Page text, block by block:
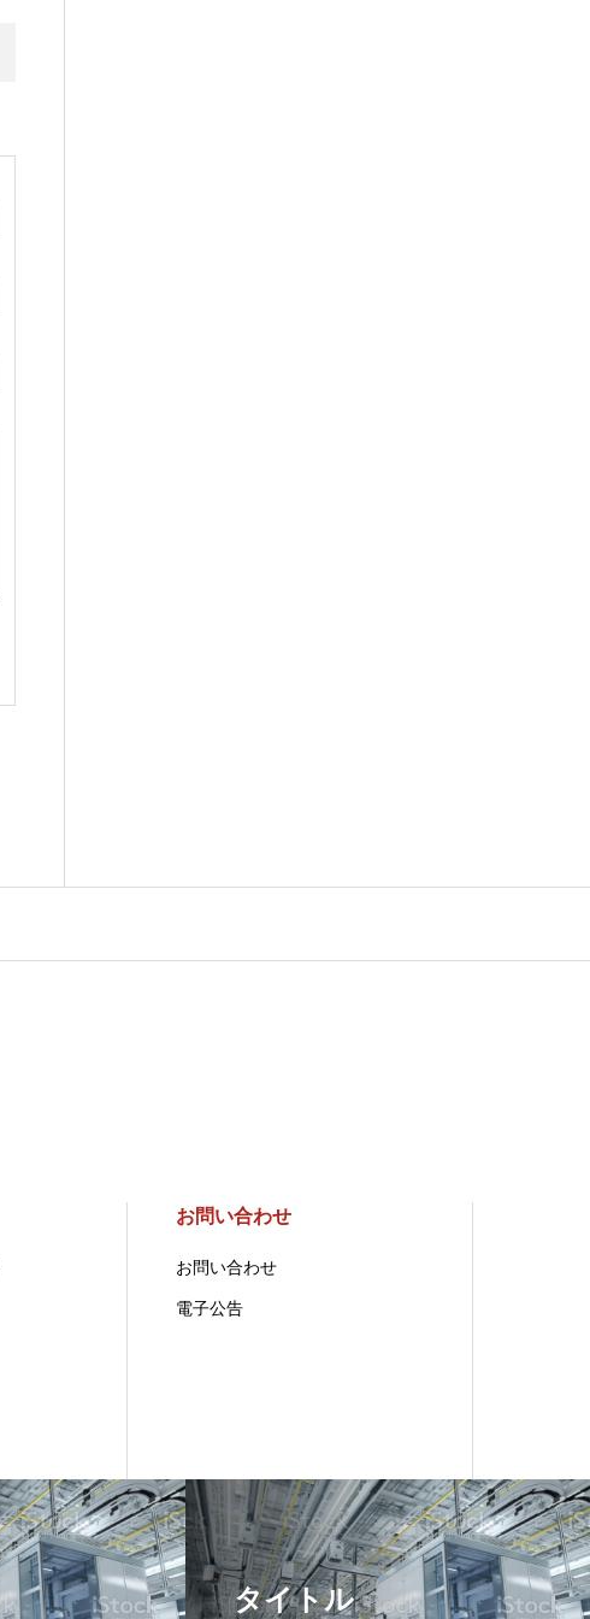
お問い合わせ
お問い合わせ
電子公告
タイトル